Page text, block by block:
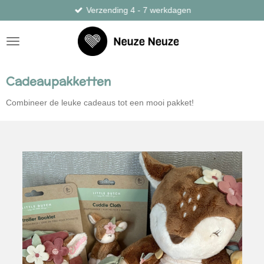
direct
naar
de
Verzending 4 - 7 werkdagen
Cadeaupakketten
Combineer de leuke cadeaus tot een mooi pakket!